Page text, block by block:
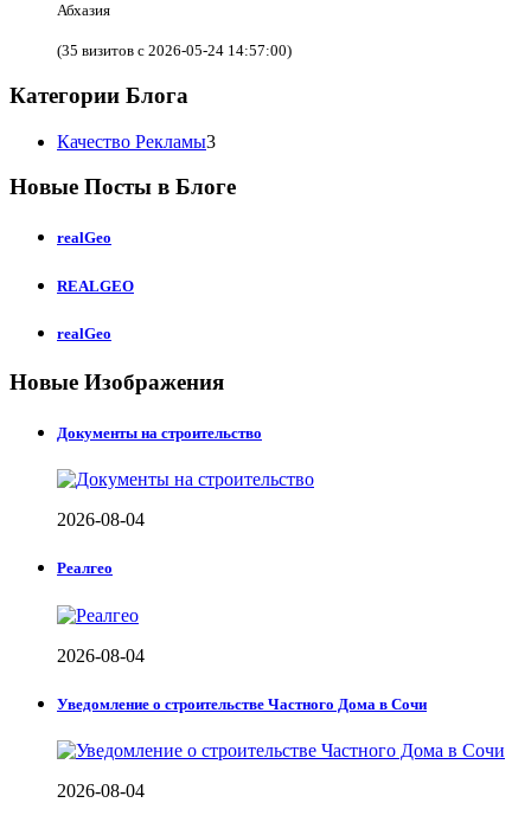
Абхазия
(35 визитов с 2026-05-24 14:57:00)
Категории Блога
Качество Рекламы3
Новые Посты в Блоге
realGeo
REALGEO
realGeo
Новые Изображения
Документы на строительство
2026-08-04
Реалгео
2026-08-04
Уведомление о строительстве Частного Дома в Сочи
2026-08-04